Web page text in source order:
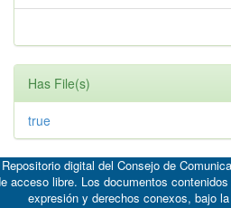
Has File(s)
true
digital del Consejo de
acceso libre. Los documentos
expresión y derechos conexos, bajo